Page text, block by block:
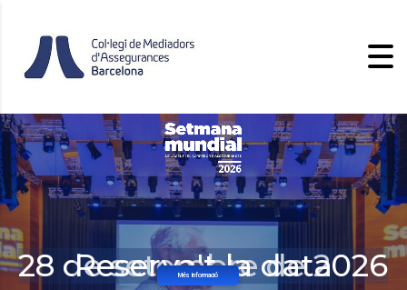
Més Informació
28 de setembre de 2026
Reserva't la data